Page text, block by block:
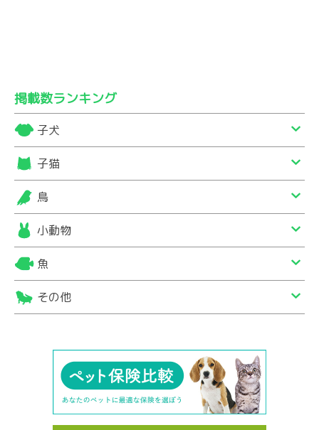
掲載数ランキング
子犬
子猫
鳥
小動物
魚
その他